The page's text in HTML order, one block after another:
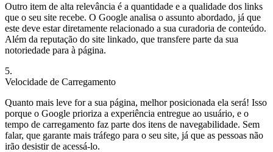
Outro item de alta relevância é a quantidade e a qualidade dos links
que o seu site recebe. O Google analisa o assunto abordado, já que
este deve estar diretamente relacionado a sua curadoria de conteúdo.
Além da reputação do site linkado, que transfere parte da sua
notoriedade para à página.
5.
Velocidade de Carregamento
Quanto mais leve for a sua página, melhor posicionada ela será! Isso
porque o Google prioriza a experiência entregue ao usuário, e o
tempo de carregamento faz parte dos itens de navegabilidade. Sem
falar, que garante mais tráfego para o seu site, já que as pessoas não
irão desistir de acessá-lo.